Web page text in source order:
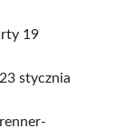
19
stycznia